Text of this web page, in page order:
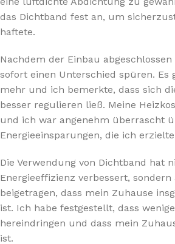
das Dichtband fest an, um
haftete.
Nachdem der Einbau
sofort einen Unterschied spüren. Es
mehr und ich bemerkte, dass sich
besser regulieren ließ. Meine
und ich war angenehm überrascht
Energieeinsparungen, die ich
Die Verwendung von Dichtband hat
Energieeffizienz verbessert, sondern
beigetragen, dass mein Zuhause
ist. Ich habe festgestellt, dass
hereindringen und dass mein
ist.